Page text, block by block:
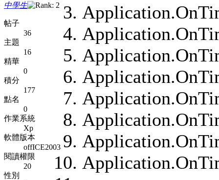
中學生
帖子
36
主題
16
精華
0
積分
177
點名
0
作業系統
Xp
軟體版本
offICE2003
閱讀權限
20
性別